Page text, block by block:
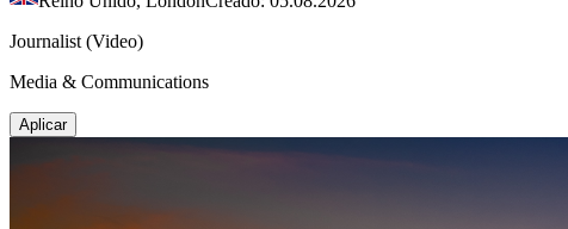
Journalist (Video)
Media & Communications
Aplicar